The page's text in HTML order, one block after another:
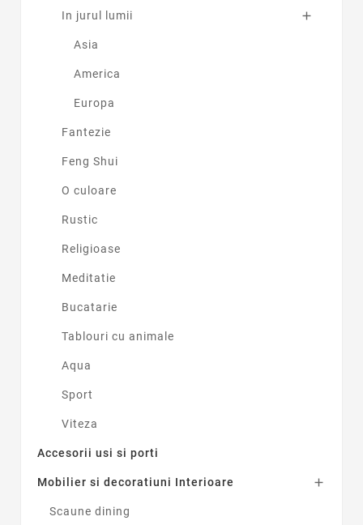
In jurul lumii 
Asia
America
Europa
Fantezie
Feng Shui
O culoare
Rustic
Religioase
Meditatie
Bucatarie
Tablouri cu animale
Aqua
Sport
Viteza
Accesorii usi si porti
Mobilier si decoratiuni Interioare 
Scaune dining